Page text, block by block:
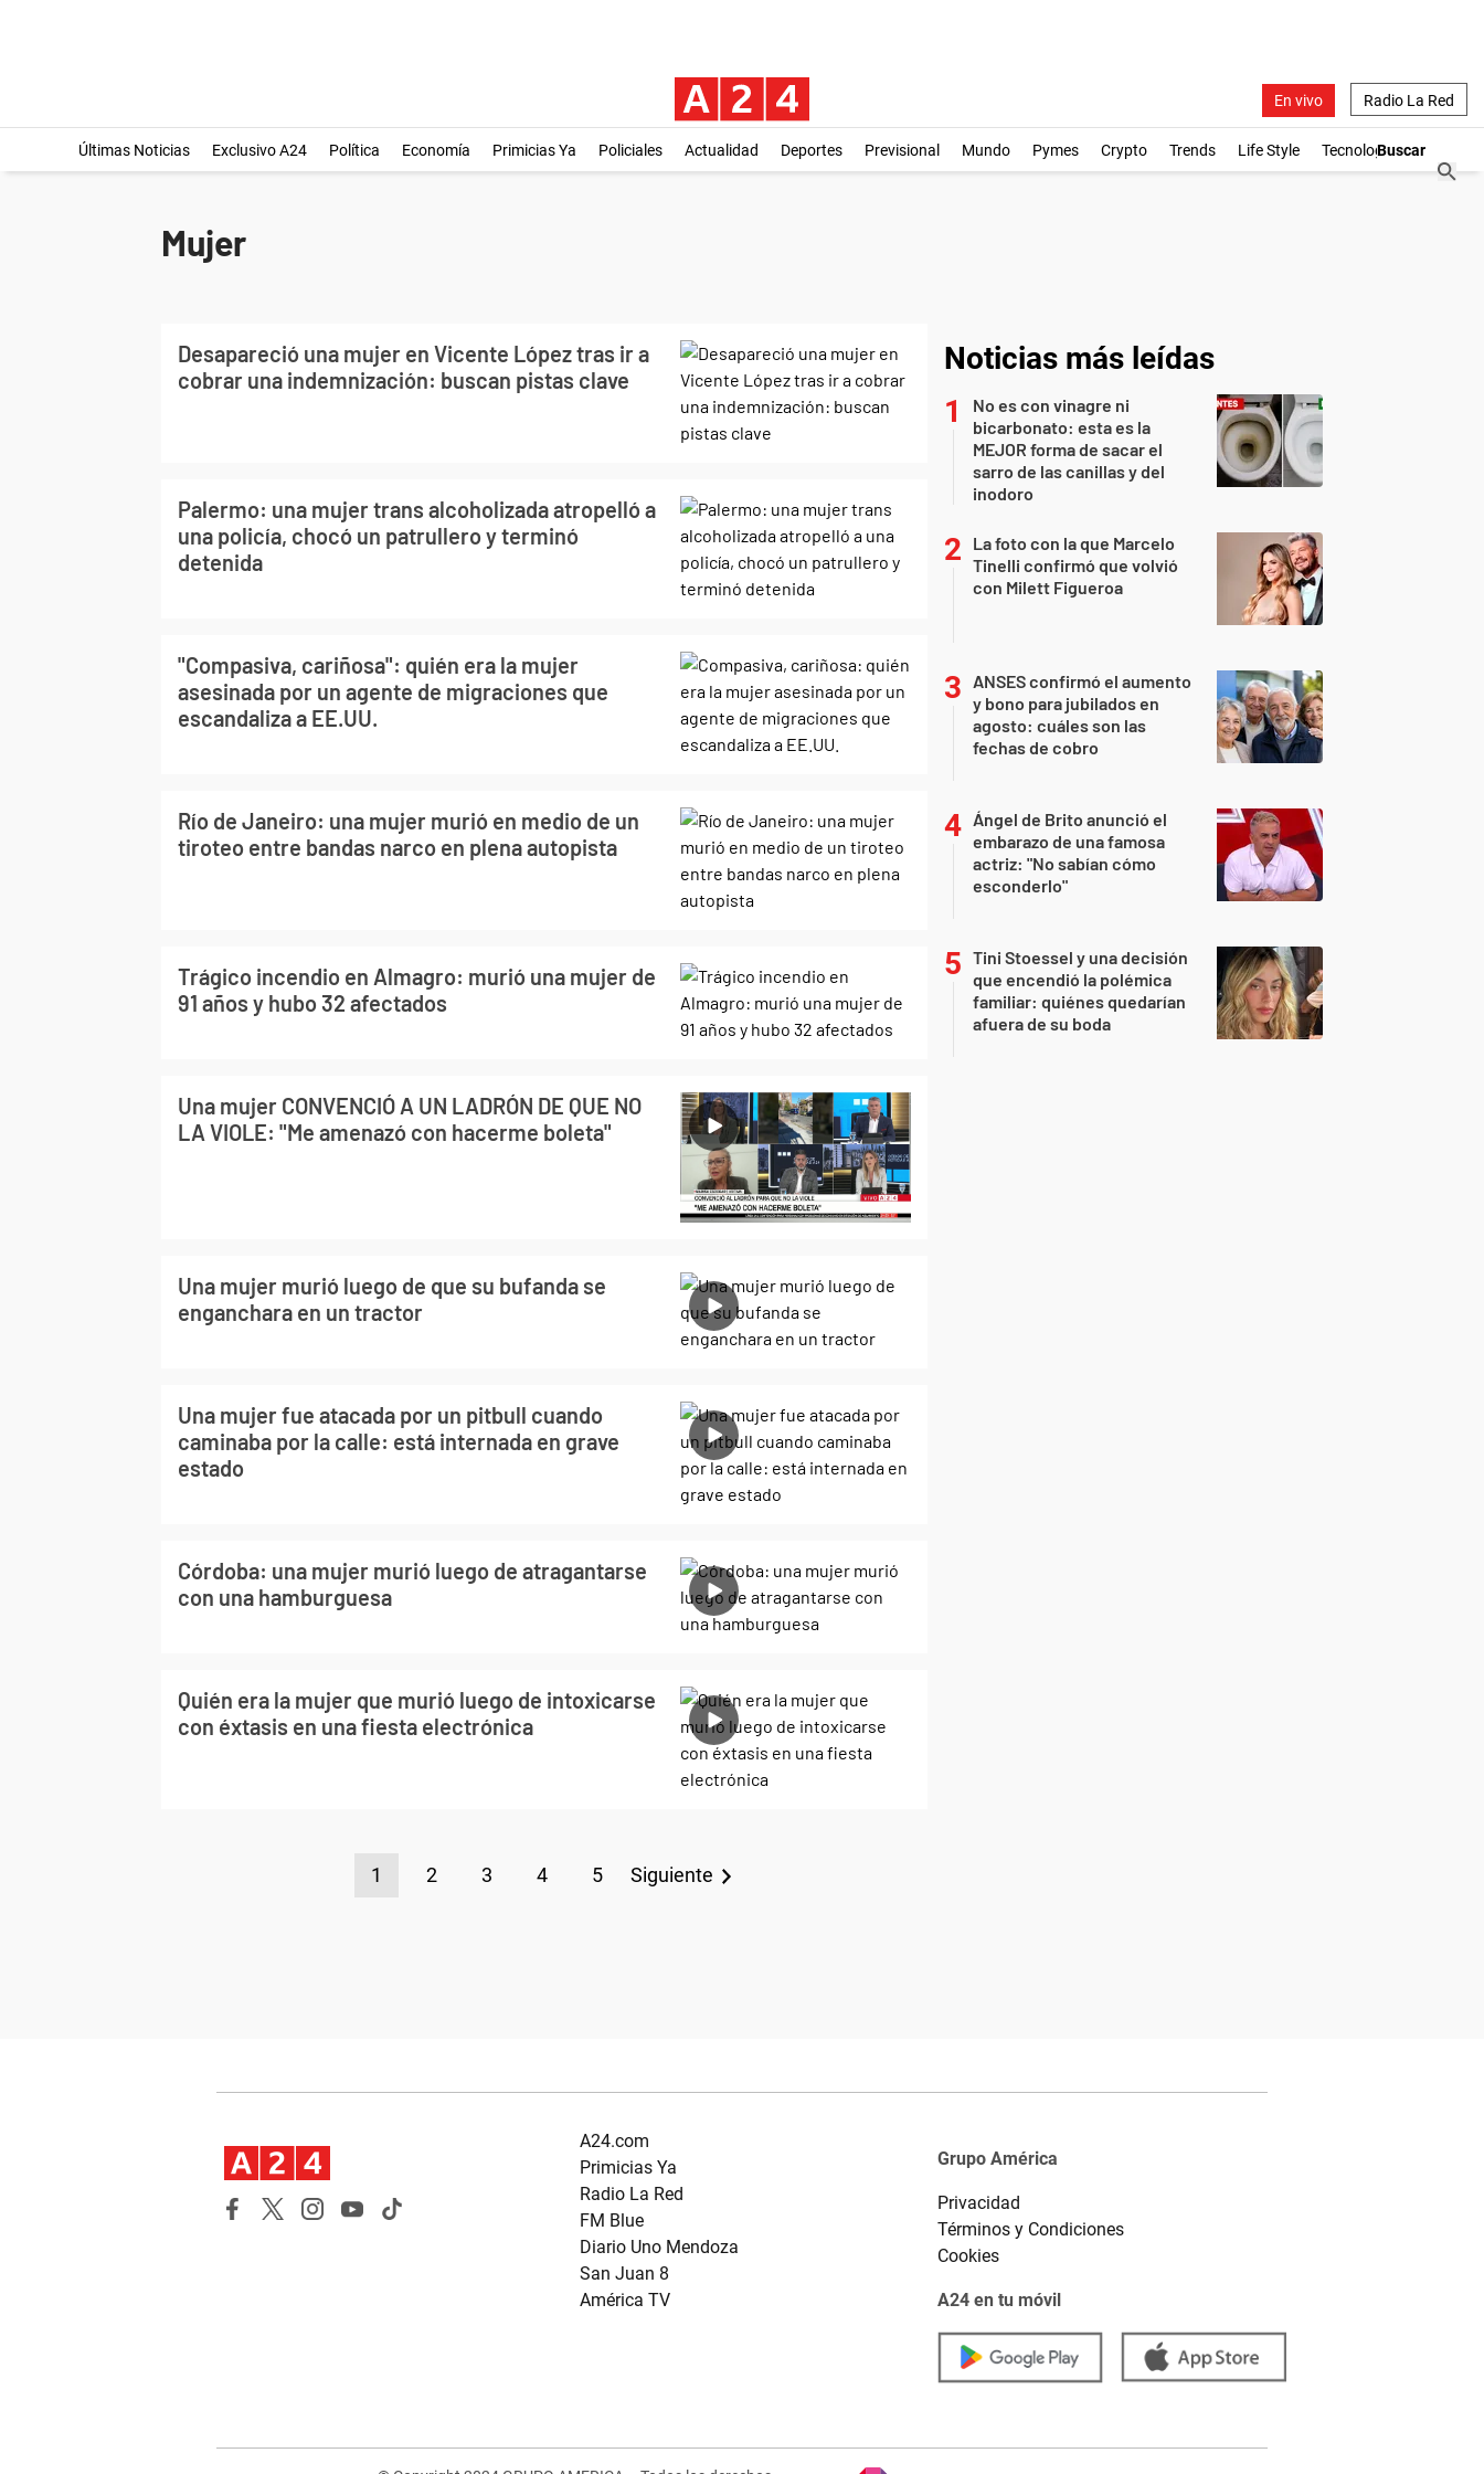
En vivo Radio La Red
Últimas Noticias Exclusivo A24 Política Economía Primicias Ya Policiales Actualidad Deportes Previsional Mundo Pymes Crypto Trends Life Style Tecnología
Mujer
Desapareció una mujer en Vicente López tras ir a
cobrar una indemnización: buscan pistas clave
Palermo: una mujer trans alcoholizada atropelló a
una policía, chocó un patrullero y terminó
detenida
"Compasiva, cariñosa": quién era la mujer
asesinada por un agente de migraciones que
escandaliza a EE.UU.
Río de Janeiro: una mujer murió en medio de un
tiroteo entre bandas narco en plena autopista
Trágico incendio en Almagro: murió una mujer de
91 años y hubo 32 afectados
Una mujer CONVENCIÓ A UN LADRÓN DE QUE NO
LA VIOLE: "Me amenazó con hacerme boleta"
Una mujer murió luego de que su bufanda se
enganchara en un tractor
Una mujer fue atacada por un pitbull cuando
caminaba por la calle: está internada en grave
estado
Córdoba: una mujer murió luego de atragantarse
con una hamburguesa
Quién era la mujer que murió luego de intoxicarse
con éxtasis en una fiesta electrónica
1 2 3 4 5 Siguiente
Noticias más leídas
No es con vinagre ni
bicarbonato: esta es la
MEJOR forma de sacar el
sarro de las canillas y del
inodoro
La foto con la que Marcelo
Tinelli confirmó que volvió
con Milett Figueroa
ANSES confirmó el aumento
y bono para jubilados en
agosto: cuáles son las
fechas de cobro
Ángel de Brito anunció el
embarazo de una famosa
actriz: "No sabían cómo
esconderlo"
Tini Stoessel y una decisión
que encendió la polémica
familiar: quiénes quedarían
afuera de su boda
A24.com
Primicias Ya
Radio La Red
FM Blue
Diario Uno Mendoza
San Juan 8
América TV
Grupo América
Privacidad
Términos y Condiciones
Cookies
A24 en tu móvil